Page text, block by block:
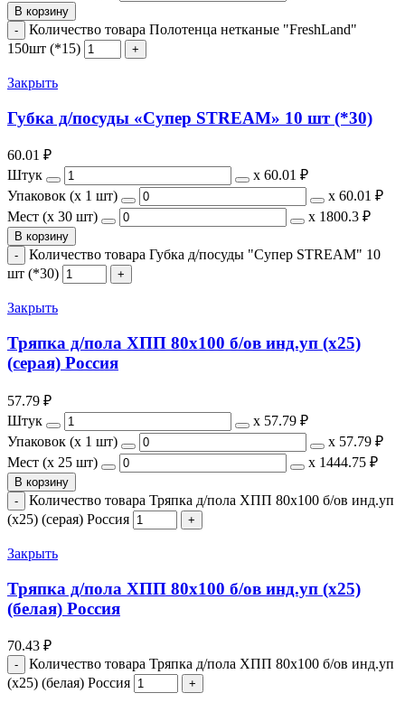
В корзину
Количество товара Полотенца нетканые "FreshLand"
150шт (*15)
Закрыть
Губка д/посуды «Супер STREAM» 10 шт (*30)
60.01 ₽
Штук
х 60.01 ₽
Упаковок (x 1 шт)
х 60.01 ₽
Мест (x 30 шт)
х 1800.3 ₽
В корзину
Количество товара Губка д/посуды "Супер STREAM" 10
шт (*30)
Закрыть
Тряпка д/пола ХПП 80х100 б/ов инд.уп (х25)
(серая) Россия
57.79 ₽
Штук
х 57.79 ₽
Упаковок (x 1 шт)
х 57.79 ₽
Мест (x 25 шт)
х 1444.75 ₽
В корзину
Количество товара Тряпка д/пола ХПП 80х100 б/ов инд.уп
(х25) (серая) Россия
Закрыть
Тряпка д/пола ХПП 80х100 б/ов инд.уп (х25)
(белая) Россия
70.43 ₽
Количество товара Тряпка д/пола ХПП 80х100 б/ов инд.уп
(х25) (белая) Россия